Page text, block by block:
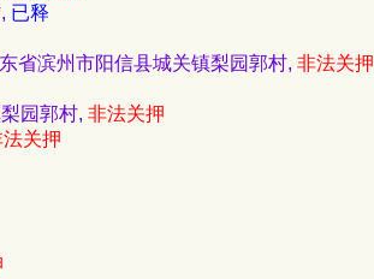
已释
省滨州市阳信县城关镇梨园郭村, 非法关押
园郭村, 非法关押
关押